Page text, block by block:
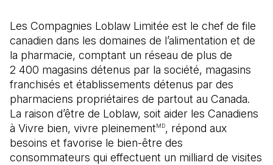
Les Compagnies Loblaw Limitée est le chef de file
canadien dans les domaines de l’alimentation et de
la pharmacie, comptant un réseau de plus de
2 400 magasins détenus par la société, magasins
franchisés et établissements détenus par des
pharmaciens propriétaires de partout au Canada.
La raison d’être de Loblaw, soit aider les Canadiens
à Vivre bien, vivre pleinementMD, répond aux
besoins et favorise le bien-être des
consommateurs qui effectuent un milliard de visites